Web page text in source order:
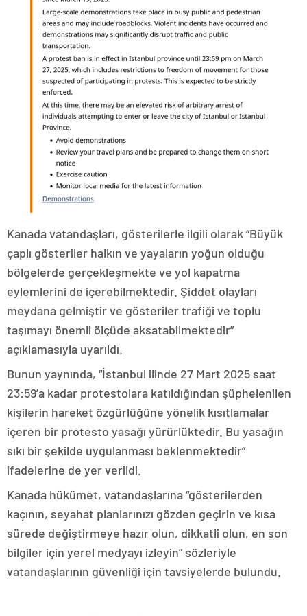
Kanada vatandaşları, gösterilerle ilgili olarak “Büyük
çaplı gösteriler halkın ve yayaların yoğun olduğu
bölgelerde gerçekleşmekte ve yol kapatma
eylemlerini de içerebilmektedir. Şiddet olayları
meydana gelmiştir ve gösteriler trafiği ve toplu
taşımayı önemli ölçüde aksatabilmektedir”
açıklamasıyla uyarıldı.
Bunun yaynında, “İstanbul ilinde 27 Mart 2025 saat
23:59’a kadar protestolara katıldığından şüphelenilen
kişilerin hareket özgürlüğüne yönelik kısıtlamalar
içeren bir protesto yasağı yürürlüktedir. Bu yasağın
sıkı bir şekilde uygulanması beklenmektedir”
ifadelerine de yer verildi.
Kanada hükümet, vatandaşlarına “gösterilerden
kaçının, seyahat planlarınızı gözden geçirin ve kısa
sürede değiştirmeye hazır olun, dikkatli olun, en son
bilgiler için yerel medyayı izleyin” sözleriyle
vatandaşlarının güvenliği için tavsiyelerde bulundu.